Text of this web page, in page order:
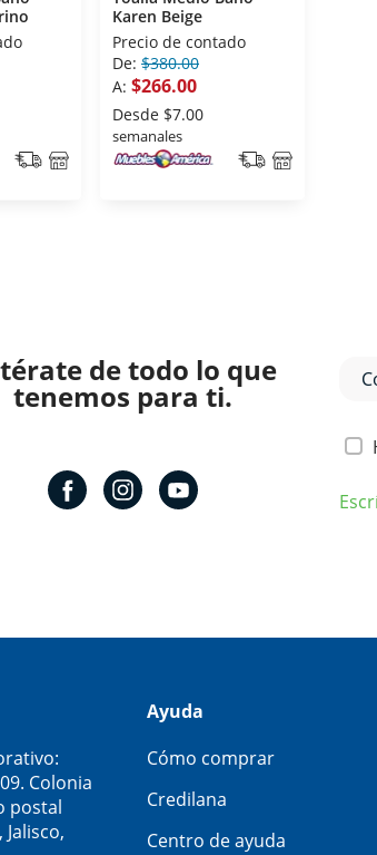
Karen Beige
Precio de contado
De: $380.00
A: $266.00
Desde $7.00
semanales
de todo lo que
tenemos para ti.
Colonia
postal
Ayuda
Cómo comprar
Credilana
Centro de ayuda